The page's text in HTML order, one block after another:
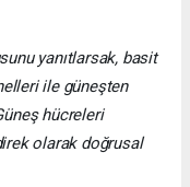
yanıtlarsak, basit
ile güneşten
hücreleri
olarak doğrusal